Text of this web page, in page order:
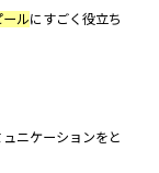
ルにすごく役立ち
ニケーションをと